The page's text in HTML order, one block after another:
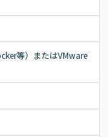
等）またはVMware